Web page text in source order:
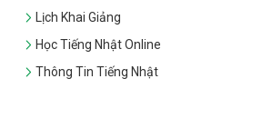
Lịch Khai Giảng
Học Tiếng Nhật Online
Thông Tin Tiếng Nhật